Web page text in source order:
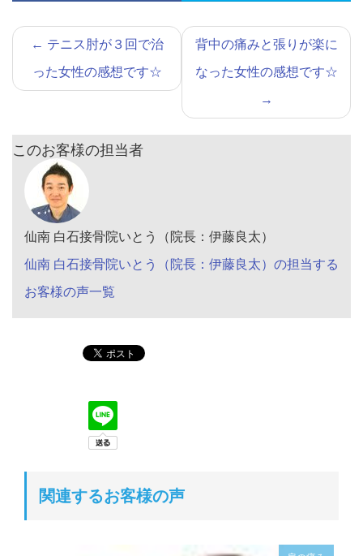
← テニス肘が３回で治
った女性の感想です☆
背中の痛みと張りが楽に
なった女性の感想です☆
→
このお客様の担当者
仙南 白石接骨院いとう（院長：伊藤良太）
仙南 白石接骨院いとう（院長：伊藤良太）の担当する
お客様の声一覧
関連するお客様の声